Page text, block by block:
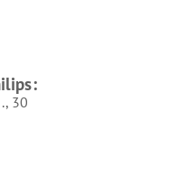
увлажнителей
30